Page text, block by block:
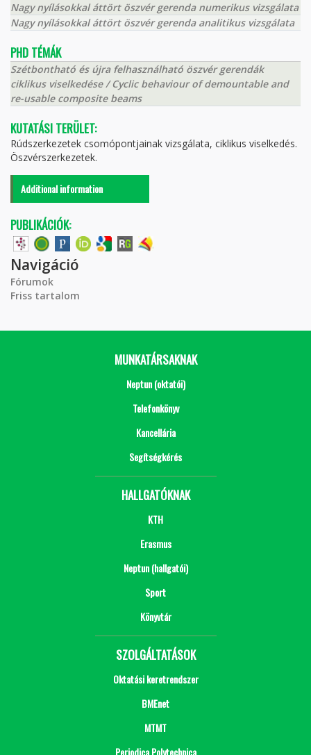
Nagy nyílásokkal áttört öszvér gerenda numerikus vizsgálata
Nagy nyílásokkal áttört öszvér gerenda analitikus vizsgálata
PHD TÉMÁK
Szétbontható és újra felhasználható öszvér gerendák
ciklikus viselkedése / Cyclic behaviour of demountable and
re-usable composite beams
KUTATÁSI TERÜLET:
Rúdszerkezetek csomópontjainak vizsgálata, ciklikus viselkedés.
Öszvérszerkezetek.
Additional information
PUBLIKÁCIÓK:
Navigáció
Fórumok
Friss tartalom
MUNKATÁRSAKNAK
Neptun (oktatói)
Telefonkönyv
Kancellária
Segítségkérés
HALLGATÓKNAK
KTH
Erasmus
Neptun (hallgatói)
Sport
Könyvtár
SZOLGÁLTATÁSOK
Oktatási keretrendszer
BMEnet
MTMT